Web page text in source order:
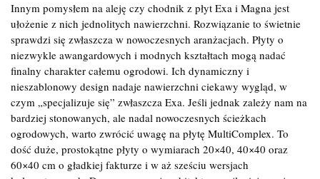
Innym pomysłem na aleję czy chodnik z płyt Exa i Magna jest
ułożenie z nich jednolitych nawierzchni. Rozwiązanie to świetnie
sprawdzi się zwłaszcza w nowoczesnych aranżacjach. Płyty o
niezwykle awangardowych i modnych kształtach mogą nadać
finalny charakter całemu ogrodowi. Ich dynamiczny i
nieszablonowy design nadaje nawierzchni ciekawy wygląd, w
czym „specjalizuje się” zwłaszcza Exa. Jeśli jednak zależy nam na
bardziej stonowanych, ale nadal nowoczesnych ścieżkach
ogrodowych, warto zwrócić uwagę na płytę MultiComplex. To
dość duże, prostokątne płyty o wymiarach 20×40, 40×40 oraz
60×40 cm o gładkiej fakturze i w aż sześciu wersjach